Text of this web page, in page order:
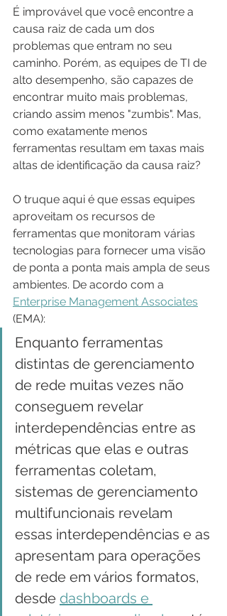
É improvável que você encontre a
causa raiz de cada um dos
problemas que entram no seu
caminho. Porém, as equipes de TI de
alto desempenho, são capazes de
encontrar muito mais problemas,
criando assim menos "zumbis". Mas,
como exatamente menos
ferramentas resultam em taxas mais
altas de identificação da causa raiz?
O truque aqui é que essas equipes
aproveitam os recursos de
ferramentas que monitoram várias
tecnologias para fornecer uma visão
de ponta a ponta mais ampla de seus
ambientes. De acordo com a
Enterprise Management Associates
(EMA):
Enquanto ferramentas
distintas de gerenciamento
de rede muitas vezes não
conseguem revelar
interdependências entre as
métricas que elas e outras
ferramentas coletam,
sistemas de gerenciamento
multifuncionais revelam
essas interdependências e as
apresentam para operações
de rede em vários formatos,
desde dashboards e